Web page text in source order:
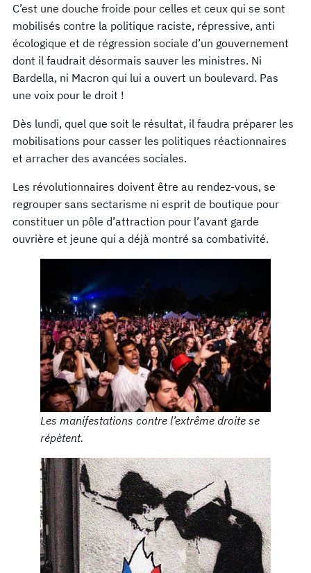
C’est une douche froide pour celles et ceux qui se sont
mobilisés contre la politique raciste, répressive, anti
écologique et de régression sociale d’un gouvernement
dont il faudrait désormais sauver les ministres. Ni
Bardella, ni Macron qui lui a ouvert un boulevard. Pas
une voix pour le droit !
Dès lundi, quel que soit le résultat, il faudra préparer les
mobilisations pour casser les politiques réactionnaires
et arracher des avancées sociales.
Les révolutionnaires doivent être au rendez-vous, se
regrouper sans sectarisme ni esprit de boutique pour
constituer un pôle d’attraction pour l’avant garde
ouvrière et jeune qui a déjà montré sa combativité.
Les manifestations contre l’extrême droite se
répètent.